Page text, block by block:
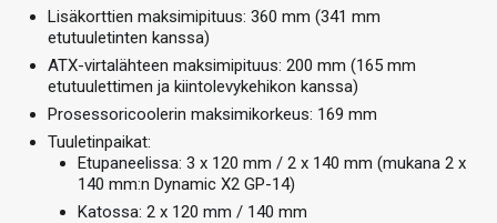
Lisäkorttien maksimipituus: 360 mm (341 mm
etutuuletinten kanssa)
ATX-virtalähteen maksimipituus: 200 mm (165 mm
etutuulettimen ja kiintolevykehikon kanssa)
Prosessoricoolerin maksimikorkeus: 169 mm
Tuuletinpaikat:
Etupaneelissa: 3 x 120 mm / 2 x 140 mm (mukana 2 x
140 mm:n Dynamic X2 GP-14)
Katossa: 2 x 120 mm / 140 mm